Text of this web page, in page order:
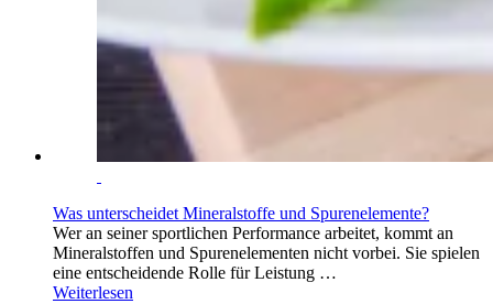
Was unterscheidet Mineralstoffe und Spurenelemente?
Wer an seiner sportlichen Performance arbeitet, kommt an
Mineralstoffen und Spurenelementen nicht vorbei. Sie spielen
eine entscheidende Rolle für Leistung …
Weiterlesen